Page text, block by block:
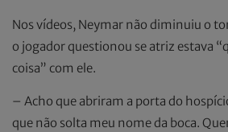
Nos vídeos, Neymar não diminuiu o
o jogador questionou se atriz estava
coisa” com ele.
– Acho que abriram a porta do
que não solta meu nome da boca.